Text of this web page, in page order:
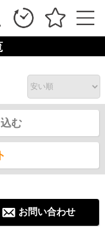
む
お問い合わせ